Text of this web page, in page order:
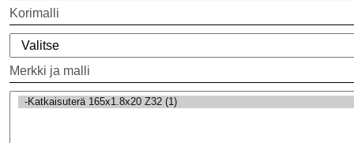
Korimalli
Merkki ja malli